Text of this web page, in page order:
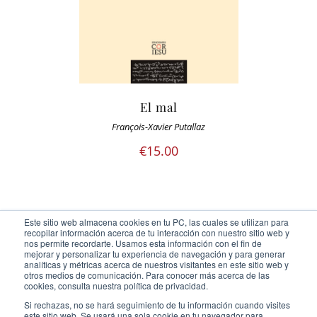
Este sitio web almacena cookies en tu PC, las cuales se utilizan para
recopilar información acerca de tu interacción con nuestro sitio web y
nos permite recordarte. Usamos esta información con el fin de
mejorar y personalizar tu experiencia de navegación y para generar
analíticas y métricas acerca de nuestros visitantes en este sitio web y
otros medios de comunicación. Para conocer más acerca de las
cookies, consulta nuestra política de privacidad.
Si rechazas, no se hará seguimiento de tu información cuando visites
El mal
François-Xavier Putallaz
€15.00
Ediciones Cor Iesu Copyright 2020 |id digital agency
Eliminar cookies